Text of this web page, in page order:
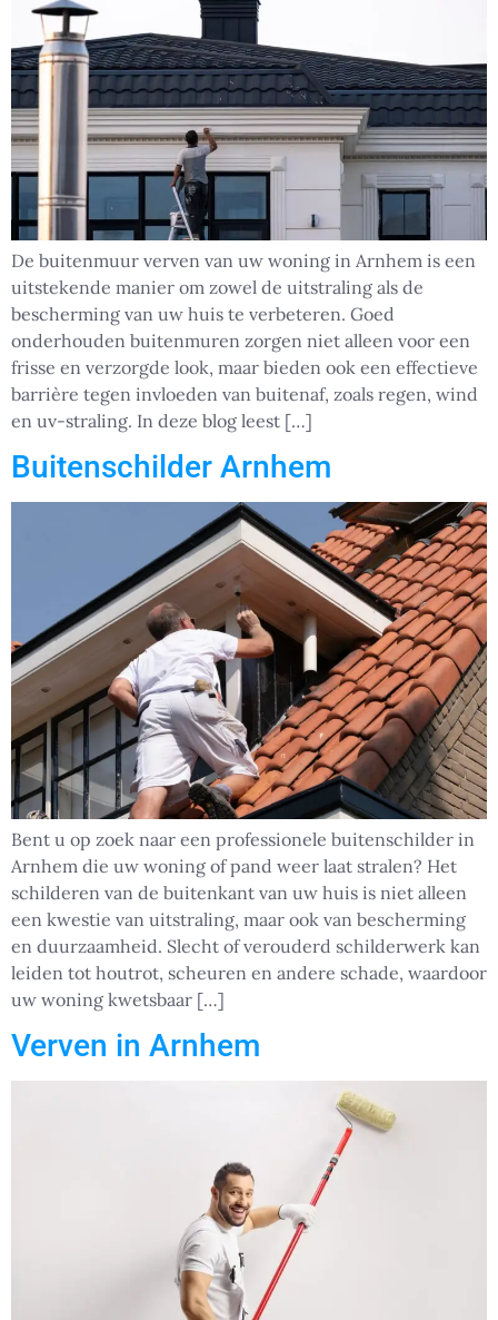
De buitenmuur verven van uw woning in Arnhem is een
uitstekende manier om zowel de uitstraling als de
bescherming van uw huis te verbeteren. Goed
onderhouden buitenmuren zorgen niet alleen voor een
frisse en verzorgde look, maar bieden ook een effectieve
barrière tegen invloeden van buitenaf, zoals regen, wind
en uv-straling. In deze blog leest […]
Buitenschilder Arnhem
Bent u op zoek naar een professionele buitenschilder in
Arnhem die uw woning of pand weer laat stralen? Het
schilderen van de buitenkant van uw huis is niet alleen
een kwestie van uitstraling, maar ook van bescherming
en duurzaamheid. Slecht of verouderd schilderwerk kan
leiden tot houtrot, scheuren en andere schade, waardoor
uw woning kwetsbaar […]
Verven in Arnhem